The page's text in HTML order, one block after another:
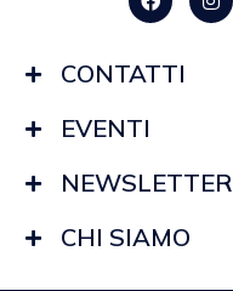
CONTATTI
EVENTI
NEWSLETTER
CHI SIAMO